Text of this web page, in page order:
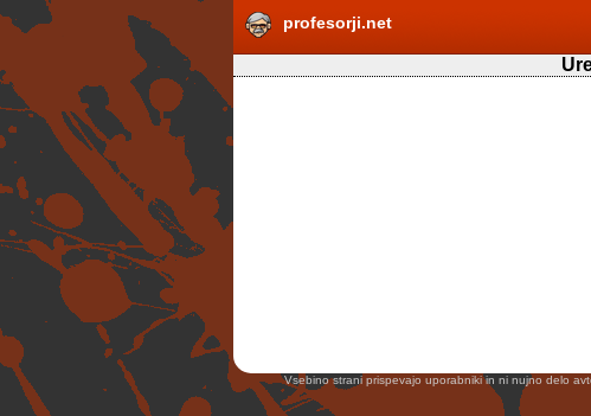
profesorji.net
Vsebino strani prispevajo uporabniki in ni nujno delo